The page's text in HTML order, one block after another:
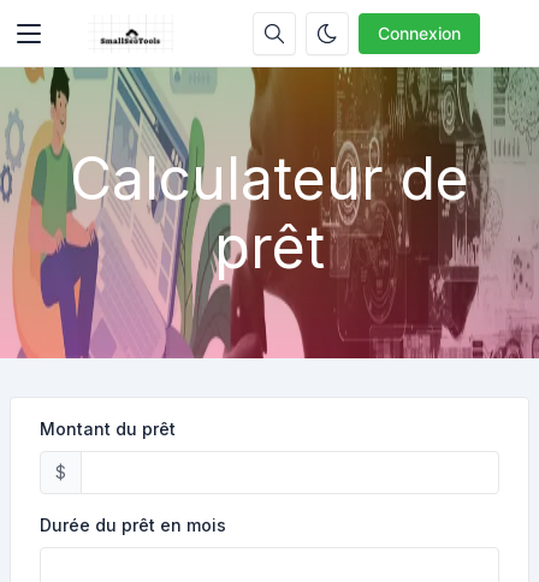
Connexion
Calculateur de
prêt
Montant du prêt
$
Durée du prêt en mois